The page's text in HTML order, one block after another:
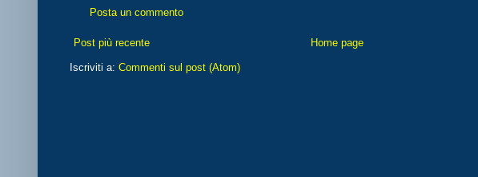
Posta un commento
Post più recente Home page
Iscriviti a: Commenti sul post (Atom)